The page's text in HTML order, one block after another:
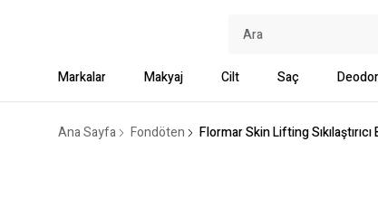
Markalar Makyaj Cilt Saç
Ana Sayfa Fondöten Flormar Skin Lifting